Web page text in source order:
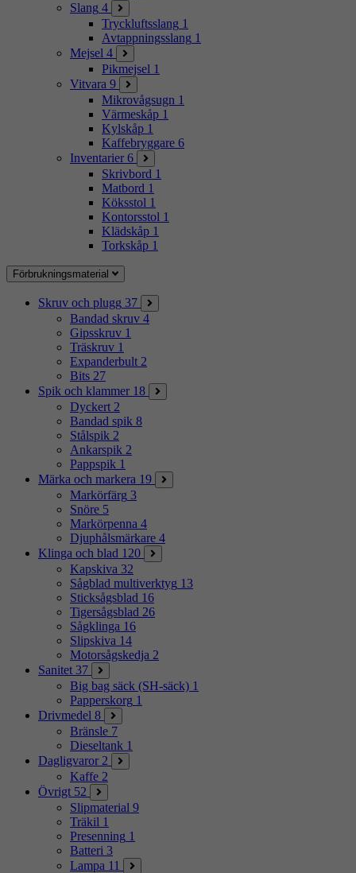
Slang 4
Tryckluftsslang 1
Avtappningsslang 1
Mejsel 4
Pikmejsel 1
Vitvara 9
Mikrovågsugn 1
Värmeskåp 1
Kylskåp 1
Kaffebryggare 6
Inventarier 6
Skrivbord 1
Matbord 1
Köksstol 1
Kontorsstol 1
Klädskåp 1
Torkskåp 1
Förbrukningsmaterial
Skruv och plugg 37
Bandad skruv 4
Gipsskruv 1
Träskruv 1
Expanderbult 2
Bits 27
Spik och klammer 18
Dyckert 2
Bandad spik 8
Stålspik 2
Ankarspik 2
Pappspik 1
Märka och markera 19
Markörfärg 3
Snöre 5
Markörpenna 4
Djuphålsmärkare 4
Klinga och blad 120
Kapskiva 32
Sågblad multiverktyg 13
Sticksågsblad 16
Tigersågsblad 26
Sågklinga 16
Slipskiva 14
Motorsågskedja 2
Sanitet 37
Big bag säck (SH-säck) 1
Papperskorg 1
Drivmedel 8
Bränsle 7
Dieseltank 1
Dagligvaror 2
Kaffe 2
Övrigt 52
Slipmaterial 9
Träkil 1
Presenning 1
Batteri 3
Lampa 11